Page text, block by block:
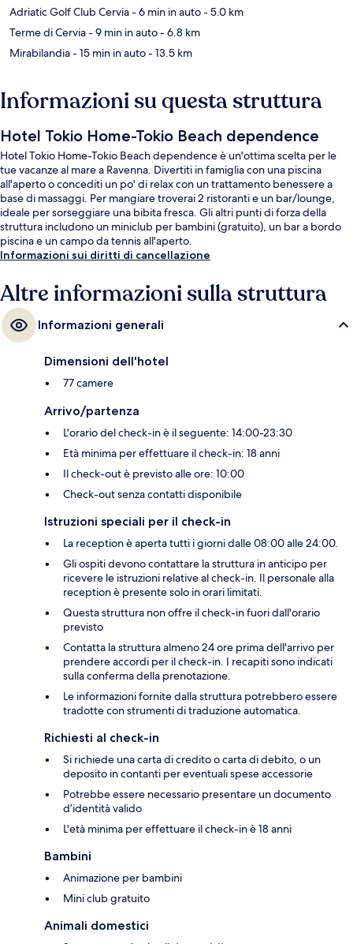
Adriatic Golf Club Cervia- 6 min in auto- 5.0 km
Terme di Cervia- 9 min in auto- 6.8 km
Mirabilandia- 15 min in auto- 13.5 km
Informazioni su questa struttura
Hotel Tokio Home-Tokio Beach dependence
Hotel Tokio Home-Tokio Beach dependence è un'ottima scelta per le
tue vacanze al mare a Ravenna. Divertiti in famiglia con una piscina
all'aperto o concediti un po' di relax con un trattamento benessere a
base di massaggi. Per mangiare troverai 2 ristoranti e un bar/lounge,
ideale per sorseggiare una bibita fresca. Gli altri punti di forza della
struttura includono un miniclub per bambini (gratuito), un bar a bordo
piscina e un campo da tennis all'aperto.
Informazioni sui diritti di cancellazione
Altre informazioni sulla struttura
Informazioni generali
Dimensioni dell'hotel
77 camere
Arrivo/partenza
L'orario del check-in è il seguente: 14:00-23:30
Età minima per effettuare il check-in: 18 anni
Il check-out è previsto alle ore: 10:00
Check-out senza contatti disponibile
Istruzioni speciali per il check-in
La reception è aperta tutti i giorni dalle 08:00 alle 24:00.
Gli ospiti devono contattare la struttura in anticipo per
ricevere le istruzioni relative al check-in. Il personale alla
reception è presente solo in orari limitati.
Questa struttura non offre il check-in fuori dall'orario
previsto
Contatta la struttura almeno 24 ore prima dell'arrivo per
prendere accordi per il check-in. I recapiti sono indicati
sulla conferma della prenotazione.
Le informazioni fornite dalla struttura potrebbero essere
tradotte con strumenti di traduzione automatica.
Richiesti al check-in
Si richiede una carta di credito o carta di debito, o un
deposito in contanti per eventuali spese accessorie
Potrebbe essere necessario presentare un documento
d’identità valido
L'età minima per effettuare il check-in è 18 anni
Bambini
Animazione per bambini
Mini club gratuito
Animali domestici